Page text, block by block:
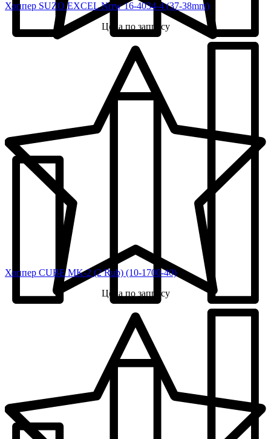
Хоппер SUZO EXCEL Nrrw 16-4034-4 (37-38mm)
Цена по запросу
Хоппер CUBE MK-2 (2 Rub) (10-1700-40)
Цена по запросу